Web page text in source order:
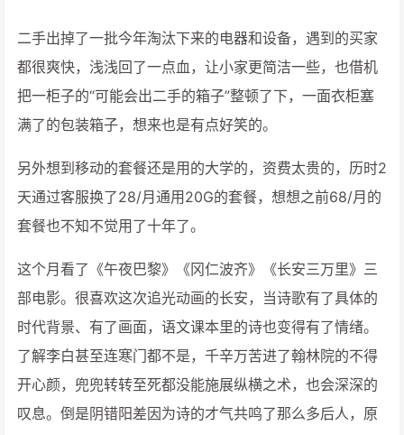
二手出掉了一批今年淘汰下来的电器和设备，遇到的买家
都很爽快，浅浅回了一点血，让小家更简洁一些，也借机
把一柜子的“可能会出二手的箱子”整顿了下，一面衣柜塞
满了的包装箱子，想来也是有点好笑的。
另外想到移动的套餐还是用的大学的，资费太贵的，历时2
天通过客服换了28/月通用20G的套餐，想想之前68/月的
套餐也不知不觉用了十年了。
这个月看了《午夜巴黎》《冈仁波齐》《长安三万里》三
部电影。很喜欢这次追光动画的长安，当诗歌有了具体的
时代背景、有了画面，语文课本里的诗也变得有了情绪。
了解李白甚至连寒门都不是，千辛万苦进了翰林院的不得
开心颜，兜兜转转至死都没能施展纵横之术，也会深深的
叹息。倒是阴错阳差因为诗的才气共鸣了那么多后人，原